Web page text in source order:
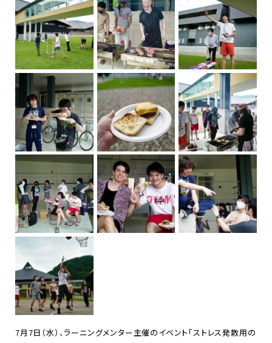
7月7日（水）、ラーニングメンター主催のイベント「ストレス発散用の